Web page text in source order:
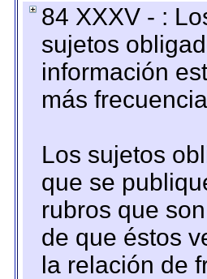
84 XXXV - :
sujetos
información
más
Los sujetos
que se
rubros que
de que éstos
la relación de